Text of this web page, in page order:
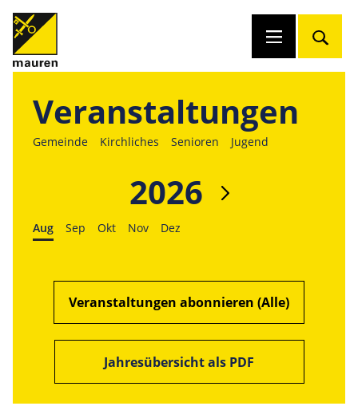
Veranstaltungen
Gemeinde Kirchliches Senioren Jugend
2026
Aug Sep Okt Nov Dez
Veranstaltungen abonnieren (Alle)
Jahresübersicht als PDF